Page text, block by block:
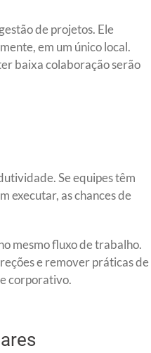
de projetos. Ele
em um único local.
baixa colaboração serão
Se equipes têm
executar, as chances de
mesmo fluxo de trabalho.
e remover práticas de
corporativo.